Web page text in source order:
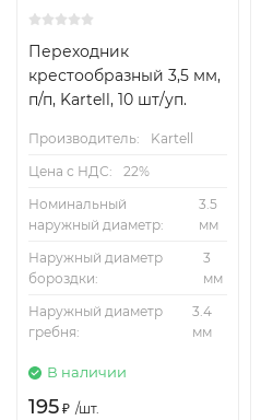
Переходник
крестообразный 3,5 мм,
п/п, Kartell, 10 шт/уп.
Производитель:
Kartell
Цена с НДС:
22%
Номинальный
наружный диаметр:
3.5
мм
Наружный диаметр
бороздки:
3
мм
Наружный диаметр
гребня:
3.4
мм
В наличии
195 ₽ /шт.